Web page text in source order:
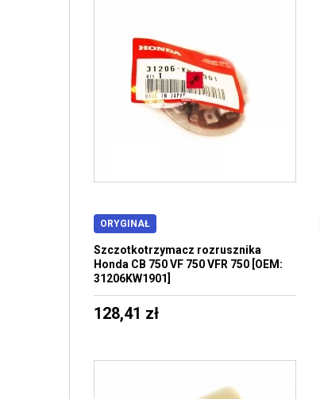
ORYGINAŁ
Szczotkotrzymacz rozrusznika
Honda CB 750 VF 750 VFR 750 [OEM:
31206KW1901]
128,41 zł